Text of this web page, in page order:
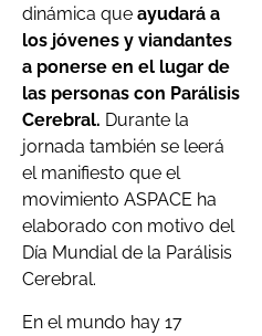
dinámica que ayudará a
los jóvenes y viandantes
a ponerse en el lugar de
las personas con Parálisis
Cerebral. Durante la
jornada también se leerá
el manifiesto que el
movimiento ASPACE ha
elaborado con motivo del
Día Mundial de la Parálisis
Cerebral.
En el mundo hay 17